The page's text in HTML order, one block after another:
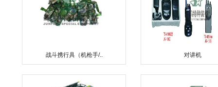
战斗携行具（机枪手/.. 对讲机